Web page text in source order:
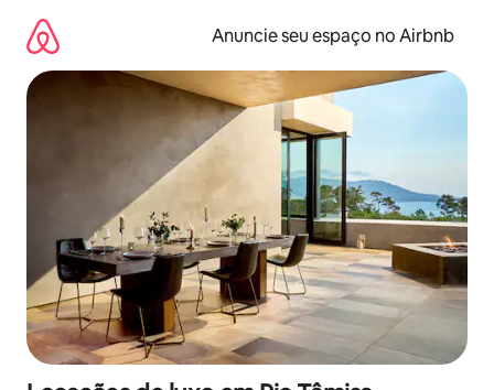
para
conteúdo
Anuncie seu espaço no Airbnb